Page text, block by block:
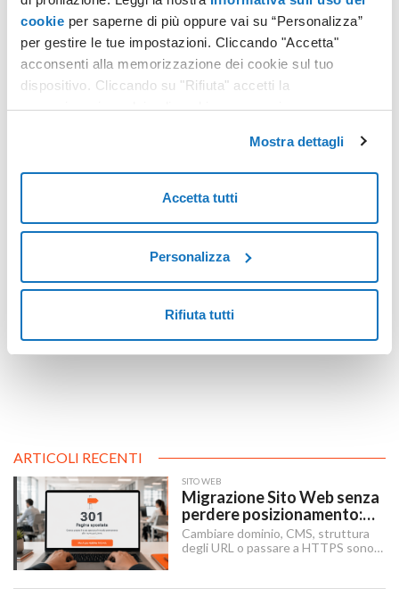
cookie per saperne di più oppure vai su “Personalizza”
per gestire le tue impostazioni. Cliccando "Accetta"
acconsenti alla memorizzazione dei cookie sul tuo
dispositivo. Cliccando su "Rifiuta" accetti la
memorizzazione dei soli cookie necessari.
Mostra dettagli
Accetta tutti
Personalizza
Rifiuta tutti
FIRMA DIGITALE
un mondo nel quale non ci sono più sportelli, né le code
né le carte da stampare per ottemperare a tutte le richieste
del caso.
Leggi tutto
ARTICOLI RECENTI
SITO WEB
Migrazione Sito Web senza
perdere posizionamento:
Redirect 301, URL e
Checklist SEO
Cambiare dominio, CMS, struttura
degli URL o passare a HTTPS sono i
ricerca.